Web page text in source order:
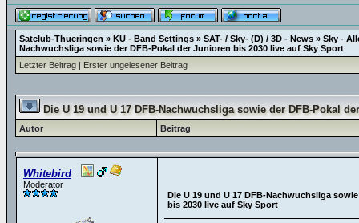
Satclub-Thueringen » KU - Band Settings » SAT- / Sky- (D) / 3D - News » Sky -
Nachwuchsliga sowie der DFB-Pokal der Junioren bis 2030 live auf Sky Sport
Letzter Beitrag | Erster ungelesener Beitrag
Die U 19 und U 17 DFB-Nachwuchsliga sowie der DFB-Pokal
Autor Beitrag
Whitebird
Moderator
Die U 19 und U 17 DFB-Nachwuchsliga
bis 2030 live auf Sky Sport